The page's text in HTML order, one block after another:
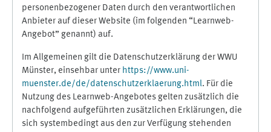
personenbezogener Daten durch den verantwortlichen
Anbieter auf dieser Website (im folgenden “Learnweb-
Angebot” genannt) auf.
Im Allgemeinen gilt die Datenschutzerklärung der WWU
Münster, einsehbar unter https://www.uni-
muenster.de/de/datenschutzerklaerung.html. Für die
Nutzung des Learnweb-Angebotes gelten zusätzlich die
nachfolgend aufgeführten zusätzlichen Erklärungen, die
sich systembedingt aus den zur Verfügung stehenden